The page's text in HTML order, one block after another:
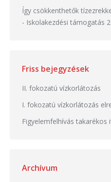
Így csökkenthetők
- Iskolakezdési támogatás
Friss bejegyzések
II. fokozatú vízkorlátozás
I. fokozatú vízkorlátozás
Figyelemfelhívás takarékos
Archívum